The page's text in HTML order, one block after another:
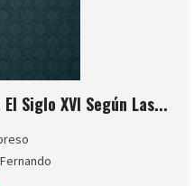
Siglo XVI Según Las...